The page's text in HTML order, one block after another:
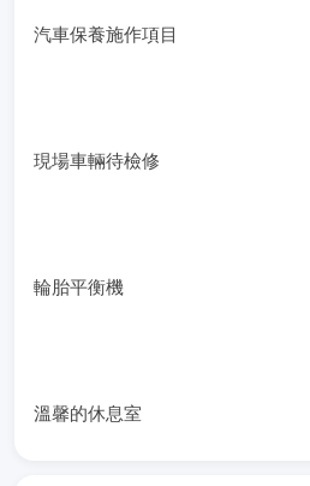
汽車保養施作項目
現場車輛待檢修
輪胎平衡機
溫馨的休息室